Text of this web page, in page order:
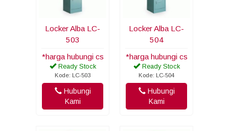
Locker Alba LC-
503
*harga hubungi cs
Ready Stock
Kode: LC-503
Hubungi
Kami
Locker Alba LC-
504
*harga hubungi cs
Ready Stock
Kode: LC-504
Hubungi
Kami